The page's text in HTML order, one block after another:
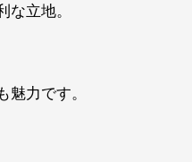
立地。
力です。